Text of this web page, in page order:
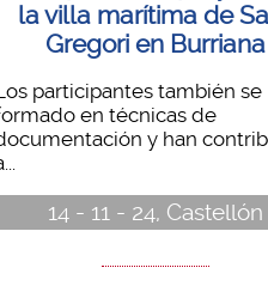
la villa marítima de
Gregori en Burriana
participantes también se
en técnicas de
y han
14 - 11 - 24, Castellón